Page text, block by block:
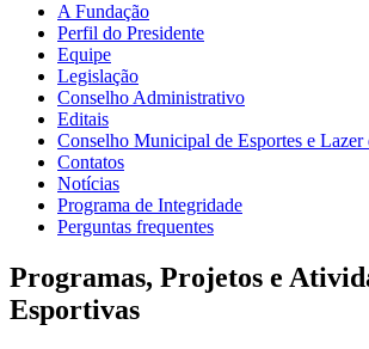
A Fundação
Perfil do Presidente
Equipe
Legislação
Conselho Administrativo
Editais
Conselho Municipal de Esportes e Lazer
Contatos
Notícias
Programa de Integridade
Perguntas frequentes
Programas, Projetos e
Esportivas